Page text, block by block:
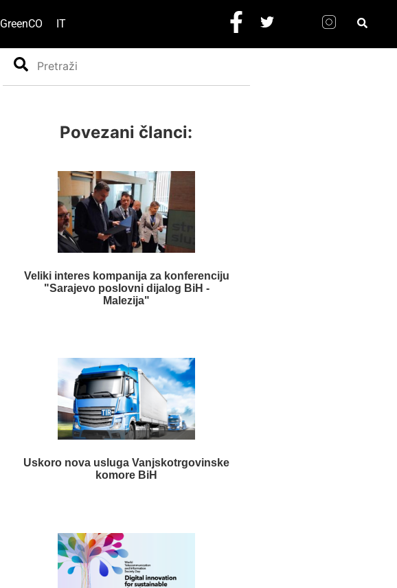
GreenCO IT
Search
Povezani članci:
Veliki interes kompanija za konferenciju
"Sarajevo poslovni dijalog BiH -
Malezija"
Uskoro nova usluga Vanjskotrgovinske
komore BiH